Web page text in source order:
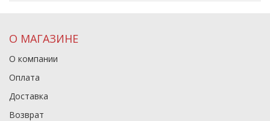
О МАГАЗИНЕ
О компании
Оплата
Доставка
Возврат